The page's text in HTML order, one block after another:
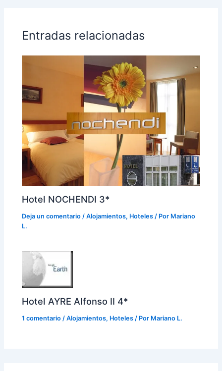
Entradas relacionadas
Hotel NOCHENDI 3*
Deja un comentario /Alojamientos, Hoteles / Por Mariano
L.
Hotel AYRE Alfonso II 4*
1 comentario /Alojamientos, Hoteles / Por Mariano L.